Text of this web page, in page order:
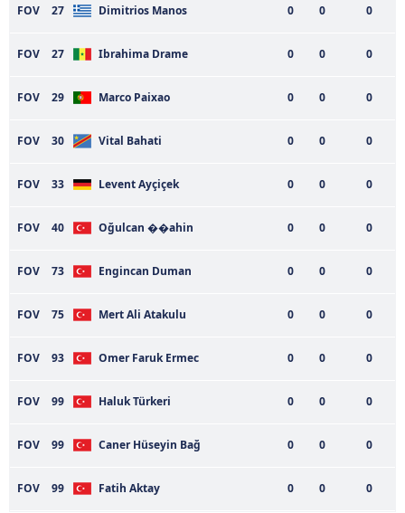
FOV 27 Dimitrios Manos 0 0 0
FOV 27 Ibrahima Drame 0 0 0
FOV 29 Marco Paixao 0 0 0
FOV 30 Vital Bahati 0 0 0
FOV 33 Levent Ayçiçek 0 0 0
FOV 40 Oğulcan ��ahin 0 0 0
FOV 73 Engincan Duman 0 0 0
FOV 75 Mert Ali Atakulu 0 0 0
FOV 93 Omer Faruk Ermec 0 0 0
FOV 99 Haluk Türkeri 0 0 0
FOV 99 Caner Hüseyin Bağ 0 0 0
FOV 99 Fatih Aktay 0 0 0